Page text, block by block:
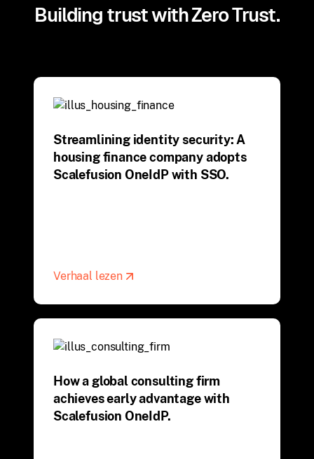
Building trust with Zero Trust.
Streamlining identity security: A
housing finance company adopts
Scalefusion OneIdP with SSO.
Verhaal lezen
How a global consulting firm
achieves early advantage with
Scalefusion OneIdP.